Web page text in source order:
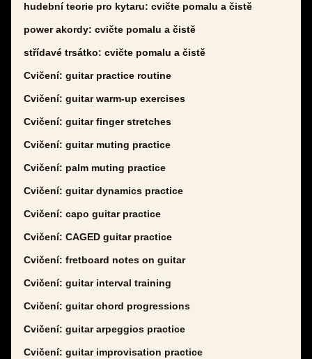
hudební teorie pro kytaru: cvičte pomalu a čistě
power akordy: cvičte pomalu a čistě
střídavé trsátko: cvičte pomalu a čistě
Cvičení: guitar practice routine
Cvičení: guitar warm-up exercises
Cvičení: guitar finger stretches
Cvičení: guitar muting practice
Cvičení: palm muting practice
Cvičení: guitar dynamics practice
Cvičení: capo guitar practice
Cvičení: CAGED guitar practice
Cvičení: fretboard notes on guitar
Cvičení: guitar interval training
Cvičení: guitar chord progressions
Cvičení: guitar arpeggios practice
Cvičení: guitar improvisation practice